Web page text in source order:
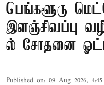
பெங்களூரு
இளஞ்சிவப்பு
ல் சோதனை
Published on: 09 Aug 2026,